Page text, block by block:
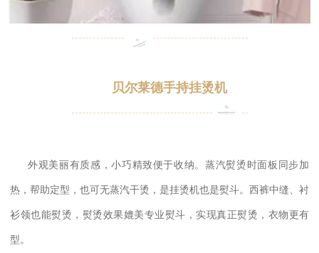
贝尔莱德手持挂烫机
外观美丽有质感，小巧精致便于收纳。蒸汽熨烫时面板同步加
热，帮助定型，也可无蒸汽干烫，是挂烫机也是熨斗。西裤中缝、衬
衫领也能熨烫，熨烫效果媲美专业熨斗，实现真正熨烫，衣物更有
型。